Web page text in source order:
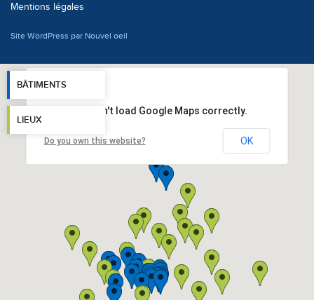
Mentions légales
Site WordPress par Nouvel oeil
BÂTIMENTS
LIEUX
This page can't load Google Maps correctly.
Do you own this website? OK